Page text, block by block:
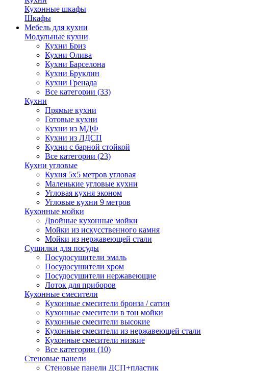
Кухонные шкафы
Шкафы
Мебель для кухни
Модульные кухни
Кухни Бриз
Кухни Олива
Кухни Барселона
Кухни Бруклин
Кухни Гренада
Все категории (33)
Кухни
Прямые кухни
Готовые кухни
Кухни из МДФ
Кухни из ЛДСП
Кухни с барной стойкой
Все категории (23)
Кухни угловые
Кухня 5х5 метров угловая
Маленькие угловые кухни
Угловая кухня эконом
Угловые кухни 9 метров
Кухонные мойки
Двойные кухонные мойки
Мойки из искусственного камня
Мойки из нержавеющей стали
Сушилки для посуды
Посудосушители эмаль
Посудосушители хром
Посудосушители нержавеющие
Лоток для приборов
Кухонные смесители
Кухонные смесители бронза / сатин
Кухонные смесители в тон мойки
Кухонные смесители высокие
Кухонные смесители из нержавеющей стали
Кухонные смесители низкие
Все категории (10)
Стеновые панели
Стеновые панели ДСП+пластик